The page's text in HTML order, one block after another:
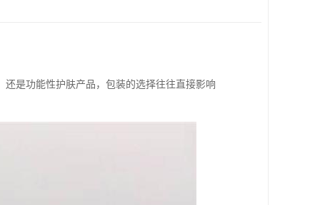
是功能性护肤产品，包装的选择往往直接影响